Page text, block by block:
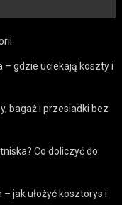
– gdzie uciekają koszty i
bagaż i przesiadki bez
Co doliczyć do
jak ułożyć kosztorys i